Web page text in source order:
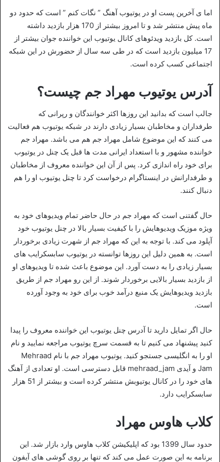
اما ی آخرین پست او در یوتیوب آهنگ ” نگات کنم ” است که حدود دو
ماه پیش منتشر شد و تا امروز بیشتر از 170 هزار بازدید داشته
است. کل بازدید ویدئوهای کانال یوتیوب این خواننده جوان بیشتر از
17 میلیون بازدید است که در طی سه سال از حضورش در این شبکه
اجتماعی کسب کرده است.
آدرس یوتیوب مهراد جم چیست؟
جالب است که بدانید این روزها اکثر خوانندگان و رپرانی که
طرفداران و مخاطبان بسیار زیادی دارند در شبکه یوتیوب هم فعالیت
می‌ کنند که این موضوع شامل مهراد جم هم می‌ باشد. مهراد جم
خواننده مشهور و با استعداد ایرانی مدت‌ ها قبل یک چنل در یوتیوب
برای خود راه اندازی کرد. پس از آن این خواننده معروف از مخاطبان
و طرفدارانش در اینستاگرام درخواست کرد تا چنل یوتیوب او را هم
دنبال کنند.
حال گفتنی است که مهراد جم در حال حاضر تمام ویدیوهای خود به
ویژه موزیک ویدیوهایش را با کیفیت بسیار بالا در چنل یوتیوب خود
آپلود می‌ کند. با توجه به این که مهراد جم از شهرت زیادی برخوردار
است. به همین دلیل این روزها توانسته در یوتیوب سابسکرایب‌ های
بسیار زیادی را به دست آورد. این موضوع باعث شده تا ویدیوهای او
از بازدید بسیار بالایی برخوردار شوند. از این رو مهراد جم از طریق
بازدید ویدیوهایش یک منبع درآمد خوب برای خود به وجود آورده
است.
حال اگر تمایل دارید تا آدرس چنل یوتیوب این خواننده معروف را پیدا
کنید پیشنهاد می‌ کنیم تا به قسمت سرچ یوتیوب مراجعه نمایید و نام
او را به انگلیسی جستجو کنید. یوتیوب مهراد جم با نام Mehraad
Jam و آیدی mehraad_jam قابل دسترسی است. او تعدادی از آهنگ
های خود را در کانال یوتیوبش منتشر کرده است و بیشتر از 51 هزار
سابسکرایب دارد.
کلاب هاوس مهراد
حدود سال 1399 بود که اپلیکیشن کلاب هاوس وارد بازار شد. این
برنامه به این صورت عمل می کند که تنها بر روی گوشی های آیفون